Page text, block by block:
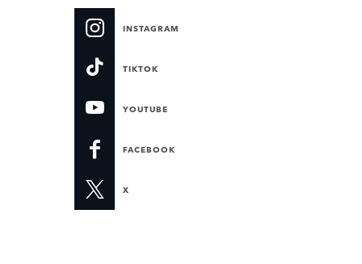
INSTAGRAM
TIKTOK
YOUTUBE
FACEBOOK
X